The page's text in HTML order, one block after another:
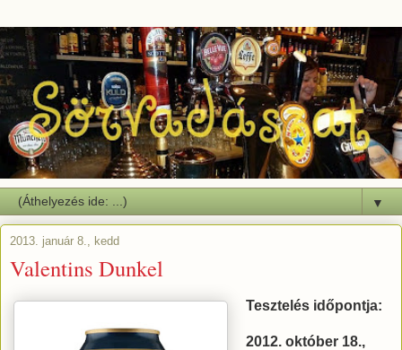
▼
2013. január 8., kedd
Valentins Dunkel
Tesztelés időpontja:
2012. október 18.,